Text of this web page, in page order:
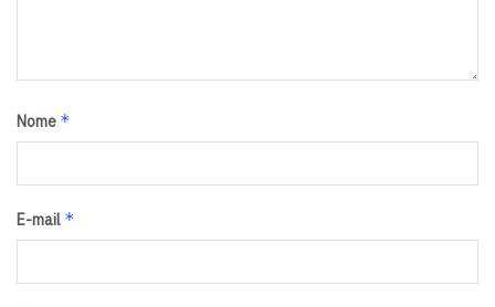
pequenos animais. (GOVBA)
Tags:
Nome *
E-mail *